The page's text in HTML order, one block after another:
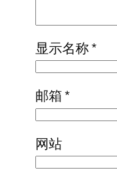
显示名称*
邮箱*
网站